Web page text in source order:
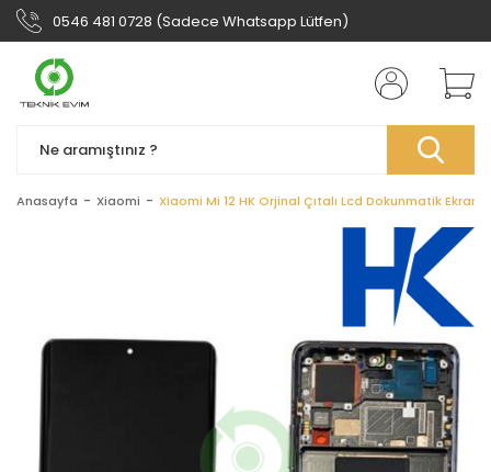
0546 481 0728 (Sadece Whatsapp Lütfen)
Anasayfa Xiaomi Xiaomi Mi 12 HK Orjinal Çıtalı Lcd Dokunmatik Ekran